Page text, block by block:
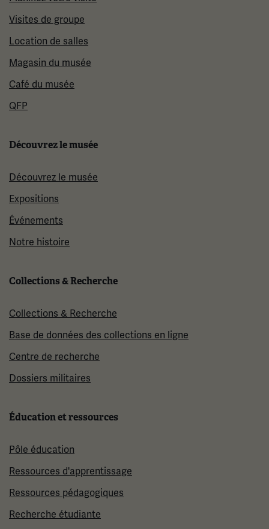
Visites de groupe
Location de salles
Magasin du musée
Café du musée
QFP
Découvrez le musée
Découvrez le musée
Expositions
Événements
Notre histoire
Collections & Recherche
Collections & Recherche
Base de données des collections en ligne
Centre de recherche
Dossiers militaires
Éducation et ressources
Pôle éducation
Ressources d'apprentissage
Ressources pédagogiques
Recherche étudiante